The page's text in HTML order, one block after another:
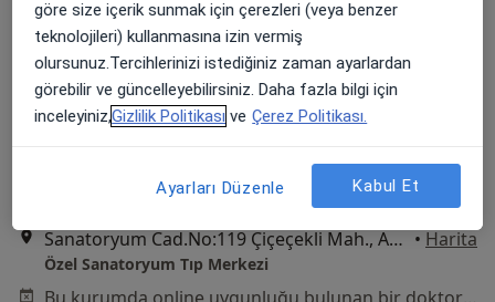
İç hastalıkları, Kardiyoloji, Göğüs hastalıkları ·Daha fazla
2 görüş
Sanatoryum Cad.No:119 Çiçeçekli Mah., Ankara • Harita
Özel Sanatoryum Tıp Merkezi
göre size içerik sunmak için çerezleri (veya benzer
teknolojileri) kullanmasına izin vermiş
olursunuz.Tercihlerinizi istediğiniz zaman ayarlardan
görebilir ve güncelleyebilirsiniz. Daha fazla bilgi için
inceleyiniz,Gizlilik Politikası ve Çerez Politikası.
Ayarları Düzenle Kabul Et